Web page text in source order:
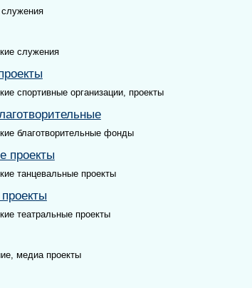
служения
спортивные организации, проекты
благотворительные фонды
проекты
танцевальные проекты
театральные проекты
медиа проекты